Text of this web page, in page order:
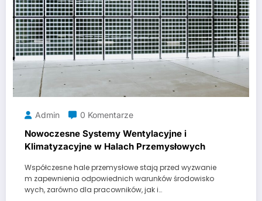
Admin 0 Komentarze
Nowoczesne Systemy Wentylacyjne i
Klimatyzacyjne w Halach Przemysłowych
Współczesne hale przemysłowe stają przed wyzwanie
m zapewnienia odpowiednich warunków środowisko
wych, zarówno dla pracowników, jak i…